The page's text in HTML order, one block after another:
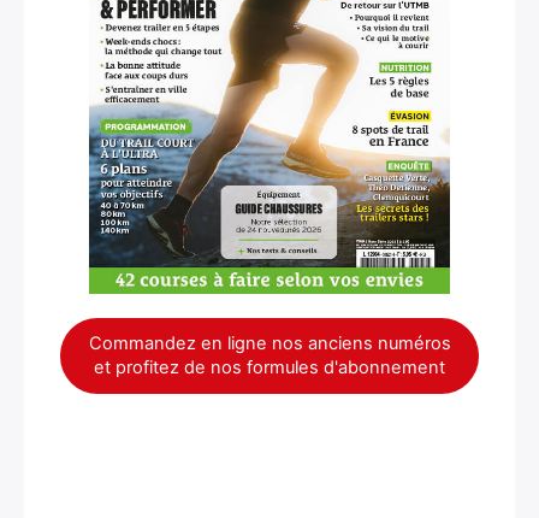
Commandez en ligne nos anciens numéros
et profitez de nos formules d'abonnement